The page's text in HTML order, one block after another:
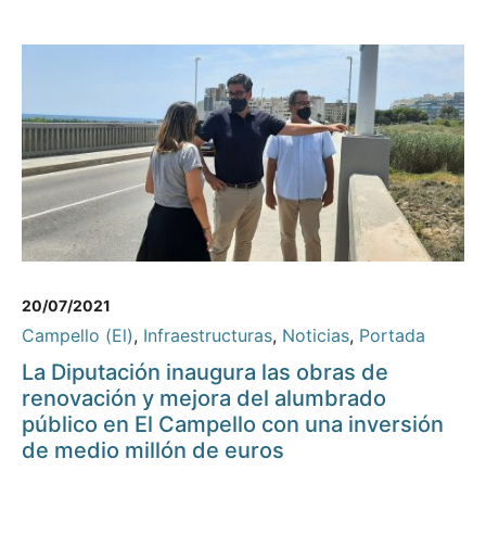
20/07/2021
Campello (El), Infraestructuras, Noticias, Portada
La Diputación inaugura las obras de
renovación y mejora del alumbrado
público en El Campello con una inversión
de medio millón de euros